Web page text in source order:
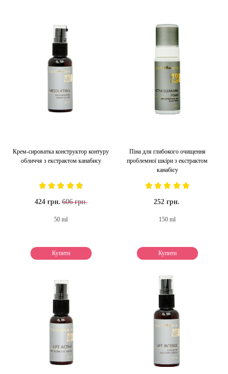
Крем-сироватка конструктор контуру
обличчя з екстрактом канабису
424 грн. 606 грн.
50 ml
Купити
Піна для глибокого очищення
проблемної шкіри з екстрактом
канабісу
252 грн.
150 ml
Купити